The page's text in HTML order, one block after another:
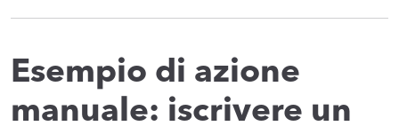
Esempio di azione
manuale: iscrivere un